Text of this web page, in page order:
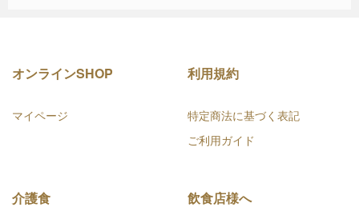
オンラインSHOP
マイページ
利用規約
特定商法に基づく表記
ご利用ガイド
介護食 飲食店様へ